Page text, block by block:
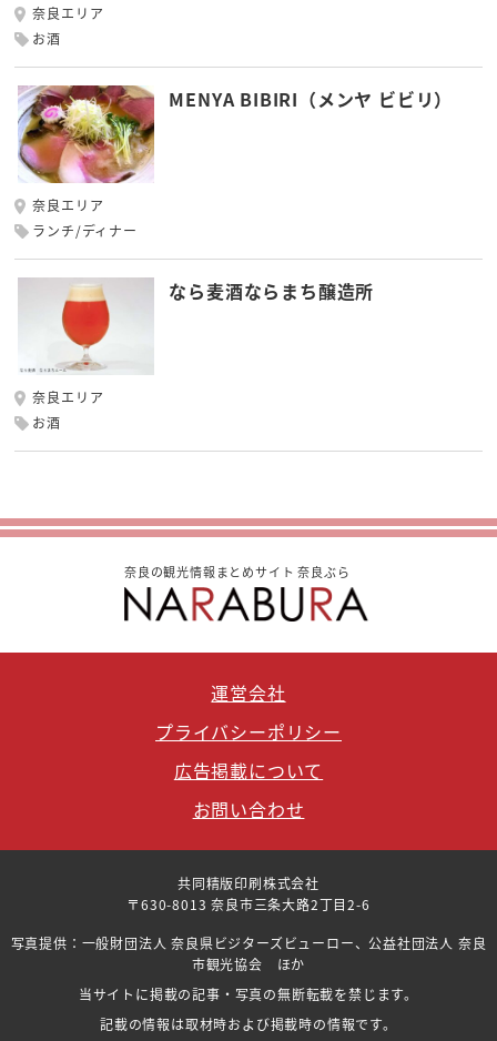
奈良エリア
お酒
MENYA BIBIRI（メンヤ ビビリ）
奈良エリア
ランチ/ディナー
なら麦酒ならまち醸造所
奈良エリア
お酒
奈良の観光情報まとめサイト 奈良ぶら
運営会社
プライバシーポリシー
広告掲載について
お問い合わせ
共同精版印刷株式会社
〒630-8013 奈良市三条大路2丁目2-6
写真提供：一般財団法人 奈良県ビジターズビューロー、公益社団法人 奈良
市観光協会 ほか
当サイトに掲載の記事・写真の無断転載を禁じます。
記載の情報は取材時および掲載時の情報です。